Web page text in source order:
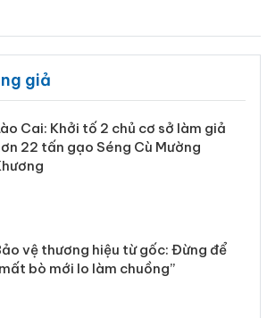
giả
Cai: Khởi tố 2 chủ cơ sở làm giả
22 tấn gạo Séng Cù Mường
vệ thương hiệu từ gốc: Đừng để
bò mới lo làm chuồng”